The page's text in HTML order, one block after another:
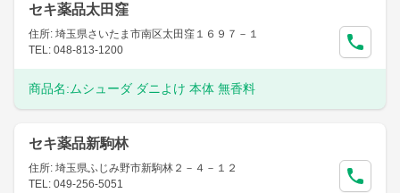
セキ薬品太田窪
住所: 埼玉県さいたま市南区太田窪１６９７－１
TEL: 048-813-1200
商品名: ムシューダ ダニよけ 本体 無香料
セキ薬品新駒林
住所: 埼玉県ふじみ野市新駒林２－４－１２
TEL: 049-256-5051